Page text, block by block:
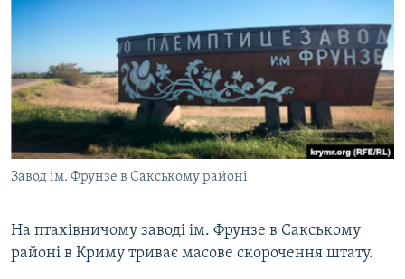
СПЕЦПРОЕКТИ
ВІДЕОУРОКИ «ELIFBE»
СВІДЧЕННЯ ОКУПАЦІЇ
УКРАЇНСЬКА ПРОБЛЕМА КРИМУ
ІНФОГРАФІКА
ЯК ОБІЙТИ БЛОКУВАННЯ
Русский
ДОЛУЧАЙСЯ!
Усі сайти RFE/RL
Завод ім. Фрунзе в Сакському районі
На птахівничому заводі ім. Фрунзе в Сакському
районі в Криму триває масове скорочення штату.